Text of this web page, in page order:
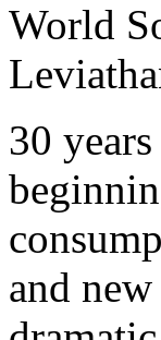
World
30
and